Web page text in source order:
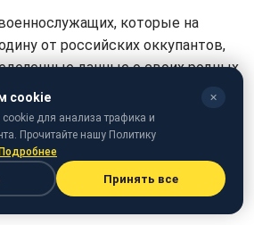
которые на
от российских оккупантов,
данные о своих родных
таких сведений поможет
критических ситуаций.
документов, объяснил
Лубинец в своем
cookie ✕
для анализа трафика и
Прочитайте нашу Политику
Подробнее
Принять все